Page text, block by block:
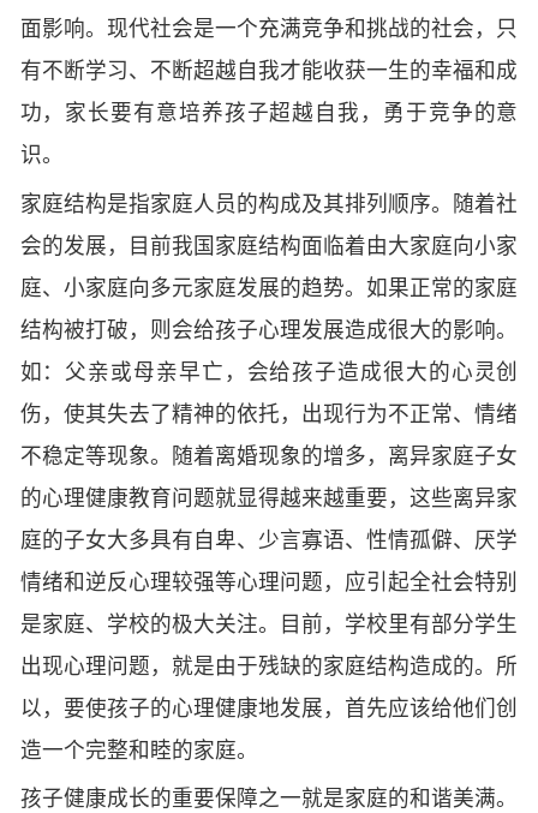
面影响。现代社会是一个充满竞争和挑战的社会，只
有不断学习、不断超越自我才能收获一生的幸福和成
功，家长要有意培养孩子超越自我，勇于竞争的意
识。
家庭结构是指家庭人员的构成及其排列顺序。随着社
会的发展，目前我国家庭结构面临着由大家庭向小家
庭、小家庭向多元家庭发展的趋势。如果正常的家庭
结构被打破，则会给孩子心理发展造成很大的影响。
如：父亲或母亲早亡，会给孩子造成很大的心灵创
伤，使其失去了精神的依托，出现行为不正常、情绪
不稳定等现象。随着离婚现象的增多，离异家庭子女
的心理健康教育问题就显得越来越重要，这些离异家
庭的子女大多具有自卑、少言寡语、性情孤僻、厌学
情绪和逆反心理较强等心理问题，应引起全社会特别
是家庭、学校的极大关注。目前，学校里有部分学生
出现心理问题，就是由于残缺的家庭结构造成的。所
以，要使孩子的心理健康地发展，首先应该给他们创
造一个完整和睦的家庭。
孩子健康成长的重要保障之一就是家庭的和谐美满。